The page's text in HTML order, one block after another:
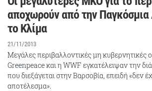
αποχωρούν από την Παγκόσμια
το Κλίμα
21/11/2013
Μεγάλες περιβαλλοντικές μη κυβερνητικές
Greenpeace και η WWF εγκατέλειψαν την
που διεξάγεται στην Βαρσοβία, επειδή «δεν
αποτέλεσμα».